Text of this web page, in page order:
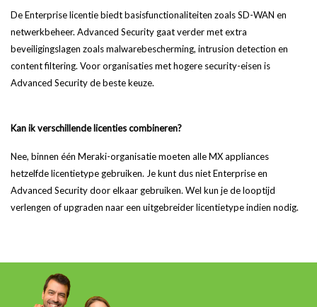
De Enterprise licentie biedt basisfunctionaliteiten zoals SD-WAN en
netwerkbeheer. Advanced Security gaat verder met extra
beveiligingslagen zoals malwarebescherming, intrusion detection en
content filtering. Voor organisaties met hogere security-eisen is
Advanced Security de beste keuze.
Kan ik verschillende licenties combineren?
Nee, binnen één Meraki-organisatie moeten alle MX appliances
hetzelfde licentietype gebruiken. Je kunt dus niet Enterprise en
Advanced Security door elkaar gebruiken. Wel kun je de looptijd
verlengen of upgraden naar een uitgebreider licentietype indien nodig.